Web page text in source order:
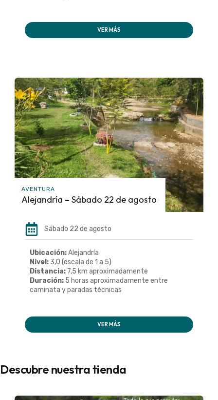
VER MÁS
AVENTURA
Alejandría – Sábado 22 de agosto
Sábado 22 de agosto
Ubicación:Alejandría
Nivel: 3,0 (escala de 1 a 5)
Distancia: 7,5 km aproximadamente
Duración: 5 horas aproximadamente entre
caminata y paradas técnicas
VER MÁS
Descubre nuestra tienda